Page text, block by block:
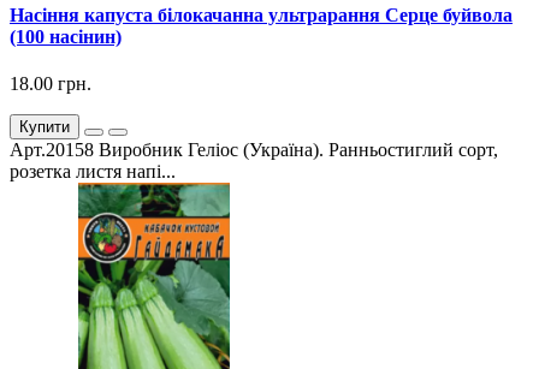
Насіння капуста білокачанна ультрарання Серце буйвола
(100 насінин)
18.00 грн.
Купити
Арт.20158 Виробник Геліос (Україна). Ранньостиглий сорт,
розетка листя напі...